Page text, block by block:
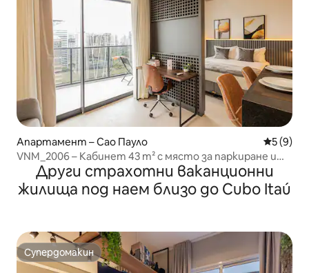
Апартамент – Сао Пауло Средна
5 (9)
VNM_2006 – Кабинет 43 m² с място за паркиране и
басейн
Други страхотни ваканционни
жилища под наем близо до Cubo Itaú
Супердомакин
Супердомакин